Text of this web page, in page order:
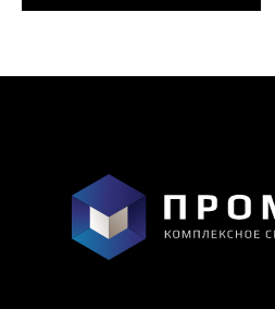
сайте, являются справочными и не
Сделано в